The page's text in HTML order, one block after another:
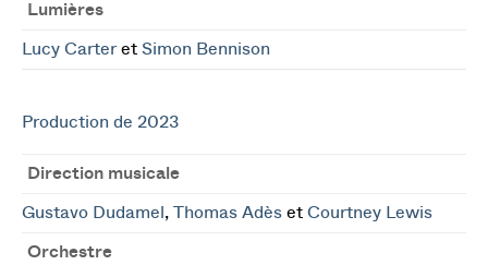
Lumières
Lucy Carteret Simon Bennison
Production de 2023
Direction musicale
Gustavo Dudamel , Thomas Adès et Courtney Lewis
Orchestre